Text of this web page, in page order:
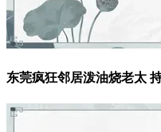
东莞疯狂邻居泼油烧老太